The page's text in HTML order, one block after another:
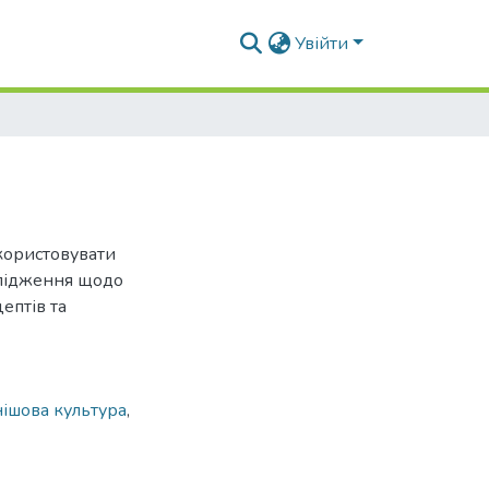
Увійти
щодо
та
культура,